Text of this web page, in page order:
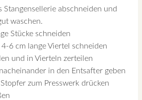
Stangensellerie abschneiden und
waschen.
Stücke schneiden
4-6 cm lange Viertel schneiden
und in Vierteln zerteilen
in den Entsafter geben
zum Presswerk drücken